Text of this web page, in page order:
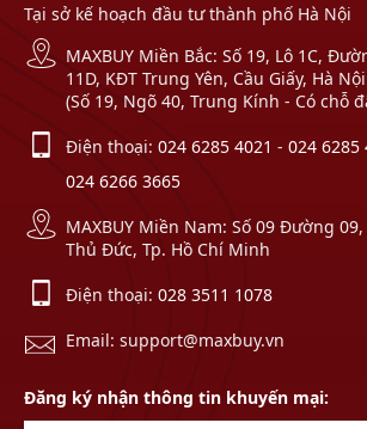
Tại sở kế hoạch đầu tư thành phố Hà Nội
MAXBUY Miền Bắc: Số 19, Lô 1C,
11D, KĐT Trung Yên, Cầu Giấy, Hà
(Số 19, Ngõ 40, Trung Kính - Có chỗ
Điện thoại: 024 6285 4021 - 024 6285
024 6266 3665
MAXBUY Miền Nam: Số 09 Đường
Thủ Đức, Tp. Hồ Chí Minh
Điện thoại: 028 3511 1078
Email: support@maxbuy.vn
Đăng ký nhận thông tin khuyến mại: